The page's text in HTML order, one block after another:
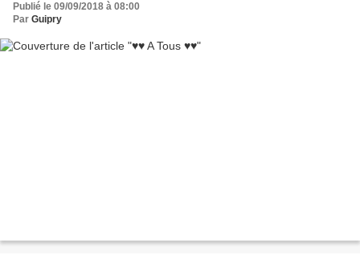
Publié le 09/09/2018 à 08:00
Par Guipry